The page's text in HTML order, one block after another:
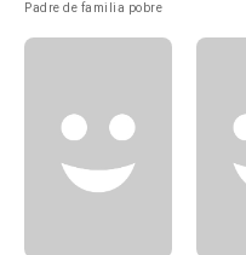
Padre de familia pobre